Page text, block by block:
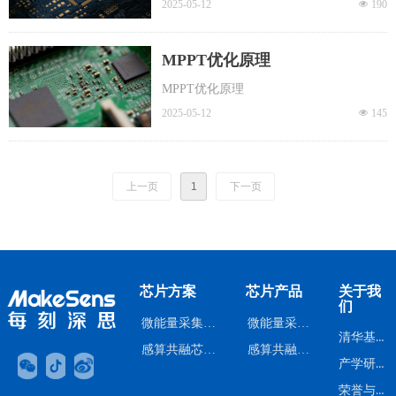
넶 190
2025-05-12
MPPT优化原理
MPPT优化原理
넶 145
2025-05-12
上一页 1 下一页
芯片方案
微能量采集芯片方案
感算共融芯片方案
清华基因
产学研背景
荣誉与认证
关于我
们
芯片产品
微能量采集芯片
感算共融芯片